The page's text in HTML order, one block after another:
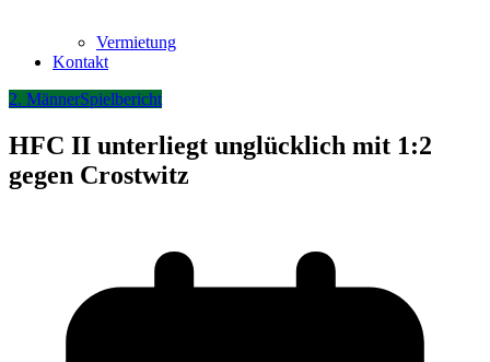
Vermietung
Kontakt
2. MännerSpielbericht
HFC II unterliegt unglücklich mit 1:2
gegen Crostwitz